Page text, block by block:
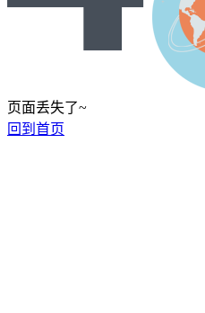
页面丢失了~
回到首页